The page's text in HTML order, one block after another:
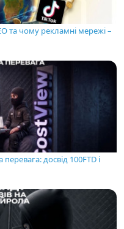
та чому рекламні мережі –
досвід 100FTD і